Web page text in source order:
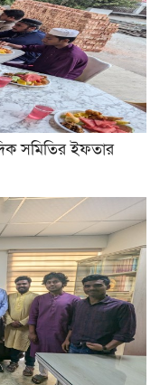
সমিতির ইফতার